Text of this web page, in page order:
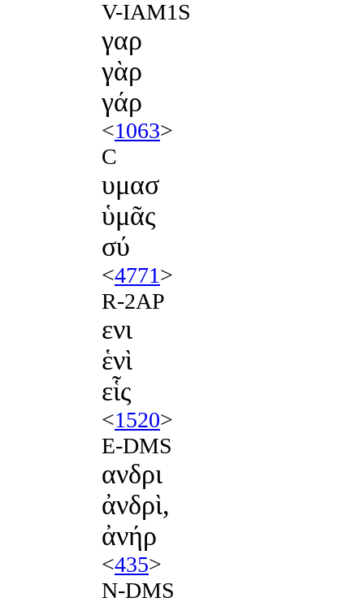
V-IAM1S
γαρ
γὰρ
γάρ
<1063>
C
υμασ
ὑμᾶς
σύ
<4771>
R-2AP
ενι
ἑνὶ
εἷς
<1520>
E-DMS
ανδρι
ἀνδρὶ,
ἀνήρ
<435>
N-DMS